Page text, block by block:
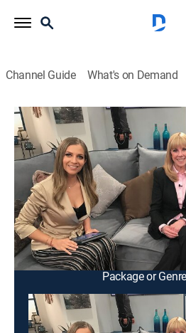
Channel Guide What's on Demand
Vida y salud
Vida y salud
Health|2026
Un programa de entrevistas a
especialistas y expertos en
una manera puntual y divertida
salud física, emocional y mental.
This content is currently
Package or